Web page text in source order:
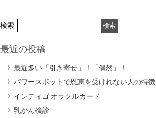
検索:
最近の投稿
最近多い「引き寄せ」！「偶然」！
パワースポットで恩恵を受けれない人の特徴
インディゴ オラクルカード
乳がん検診